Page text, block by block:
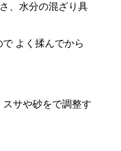
、水分の混ざり具
よく揉んでから
サや砂をで調整す